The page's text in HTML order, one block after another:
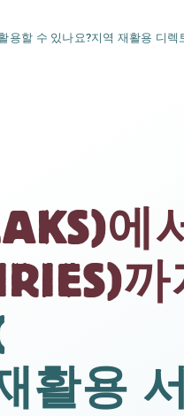
용할 수 있나요?지역 재활용 디렉
에
까
활용